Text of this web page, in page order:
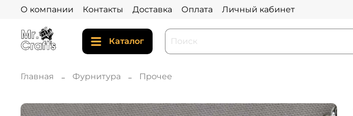
О компании Контакты Доставка Оплата Личный кабинет
Каталог
Главная Фурнитура Прочее